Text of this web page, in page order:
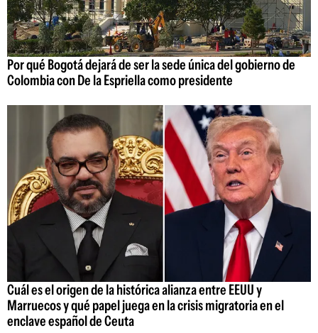
Por qué Bogotá dejará de ser la sede única del gobierno de
Colombia con De la Espriella como presidente
Cuál es el origen de la histórica alianza entre EEUU y
Marruecos y qué papel juega en la crisis migratoria en el
enclave español de Ceuta